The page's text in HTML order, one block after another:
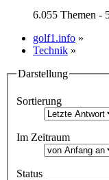
6.055 Themen -
golf1.info »
Technik »
Darstellung
Sortierung
Im Zeitraum
Status